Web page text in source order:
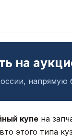
на
напрямую
купе на
этого типа